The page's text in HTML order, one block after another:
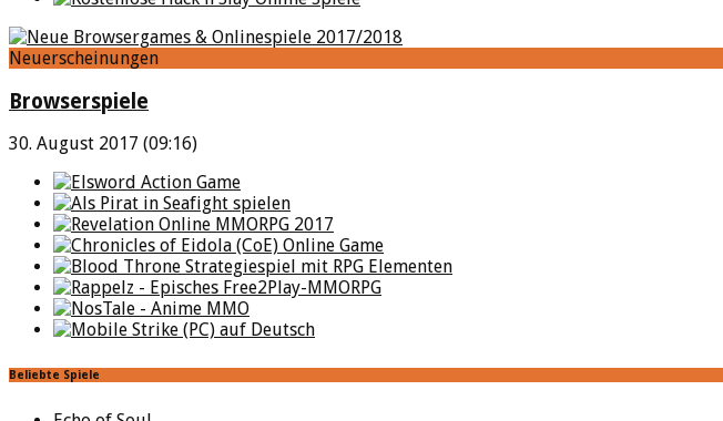
Neuerscheinungen
Browserspiele
30. August 2017 (09:16)
Beliebte Spiele